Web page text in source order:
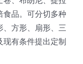
品。可分切多种
、方形、扇形、三
有条件提出定制